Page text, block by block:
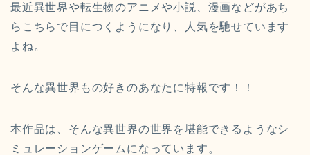
最近異世界や転生物のアニメや小説、漫画などがあち
らこちらで目につくようになり、人気を馳せています
よね。
そんな異世界もの好きのあなたに特報です！！
本作品は、そんな異世界の世界を堪能できるようなシ
ミュレーションゲームになっています。